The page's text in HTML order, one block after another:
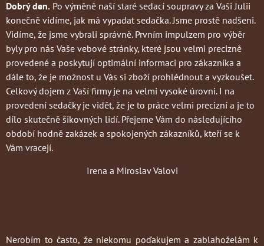
Dobrý den. Po výměně naší staré sedací soupravy za Vaši Julii
konečně vidíme, jak má vypadat sedačka. Jsme prostě nadšeni.
Vidíme, že jsme vybrali správně. Prvním impulzem pro výběr
byly pro nás Vaše vebové stránky, které jsou velmi precizně
provedené a poskytují optimální informaci pro zákazníka a
dále to, že je možnost u Vás si zboží prohlédnout a vyzkoušet.
Celkový dojem z Vaší firmy je na velmi vysoké úrovni. I na
provedení sedačky je vidět, že je to práce velmi precizní a je to
dílo skutečně šikovných lidí. Přejeme Vám do následujícího
období hodně zakázek a spokojených zákazníků, kteří se k
Vám vracejí.
Irena a Miroslav Valovi
Nerobím to často, že niekomu poďakujem a zablahoželám k